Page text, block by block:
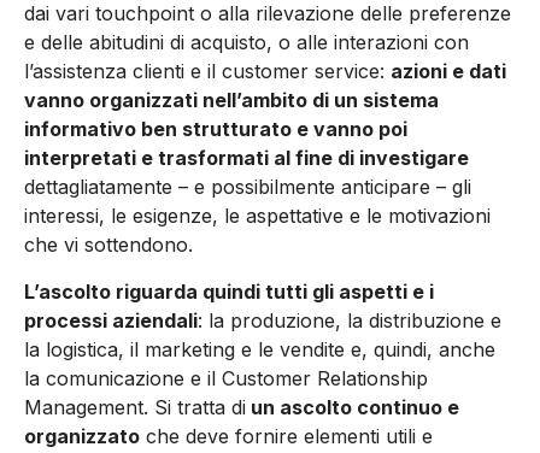
dai vari touchpoint o alla rilevazione delle preferenze
e delle abitudini di acquisto, o alle interazioni con
l’assistenza clienti e il customer service: azioni e dati
vanno organizzati nell’ambito di un sistema
informativo ben strutturato e vanno poi
interpretati e trasformati al fine di investigare
dettagliatamente – e possibilmente anticipare – gli
interessi, le esigenze, le aspettative e le motivazioni
che vi sottendono.
L’ascolto riguarda quindi tutti gli aspetti e i
processi aziendali: la produzione, la distribuzione e
la logistica, il marketing e le vendite e, quindi, anche
la comunicazione e il Customer Relationship
Management. Si tratta di un ascolto continuo e
organizzato che deve fornire elementi utili e